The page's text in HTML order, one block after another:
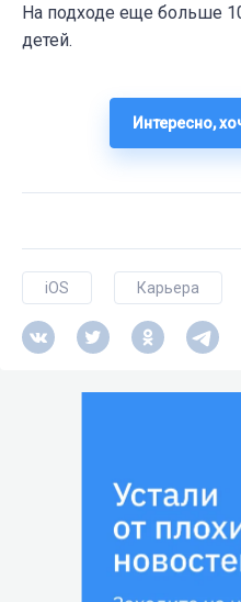
На подходе еще больше
детей.
Интересно,
iOS Карьера